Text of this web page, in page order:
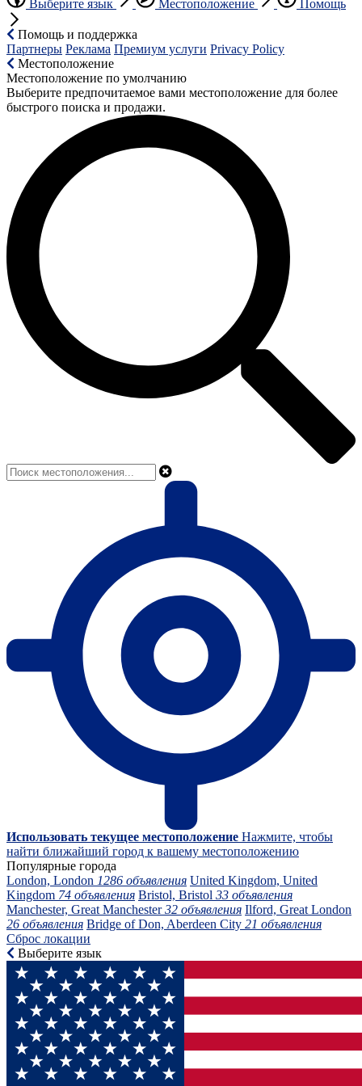
Выберите язык Местоположение Помощь
Помощь и поддержка
Партнеры Реклама Премиум услуги Privacy Policy
Местоположение
Местоположение по умолчанию
Выберите предпочитаемое вами местоположение для более
быстрого поиска и продажи.
Использовать текущее местоположение Нажмите, чтобы
найти ближайший город к вашему местоположению
Популярные города
London, London 1286 объявления United Kingdom, United
Kingdom 74 объявления Bristol, Bristol 33 объявления
Manchester, Great Manchester32 объявления Ilford, Great London
26 объявления Bridge of Don, Aberdeen City 21 объявления
Сброс локации
Выберите язык